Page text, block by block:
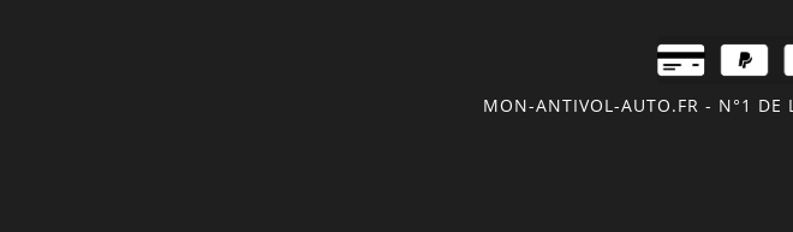
MON-ANTIVOL-AUTO.FR - N°1 DE